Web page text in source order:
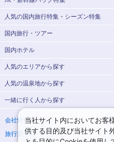
JR・新幹線＋ホテルパック
出張パック
人気の国内旅行特集・シーズン特集
東京ディズニーリゾート®への旅
夏休み・お盆休み旅行
冬休み旅行
クリスマスの旅行
国内旅行・ツアー
北海道旅行・ツアー
東北旅行・ツアー
青森旅行・ツアー
宮城旅行・ツアー
山形旅行・ツアー
関東旅行・ツアー
国内ホテル
北海道ホテル・旅館
青森ホテル・旅館
宮城ホテル・旅館
人気のエリアから探す
函館旅行
仙台旅行
人気の温泉地から探す
北海道
湯の川温泉(北海道)
十勝川温泉(北海道)
一緒に行く人 から探す
一人旅 国内版
カップル・夫婦旅行 国内版
会社情報
旅行業登録票・約款
当社サイト内においてお客
供する目的及び当社サイト